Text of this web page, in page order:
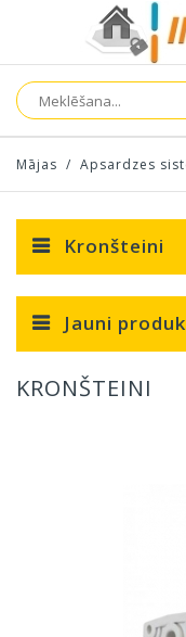
Mājas / Apsardzes
Kronšteini
Jauni
KRONŠTEINI